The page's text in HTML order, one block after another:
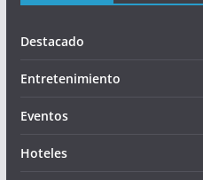
Destacado
Entretenimiento
Eventos
Hoteles